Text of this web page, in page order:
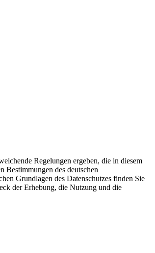
Regelungen ergeben, die in diesem
Bestimmungen des deutschen
Grundlagen des Datenschutzes finden Sie
der Erhebung, die Nutzung und die